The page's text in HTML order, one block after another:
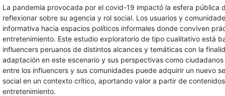
La pandemia provocada por el covid-19 impactó la esfera pública
reflexionar sobre su agencia y rol social. Los usuarios y
informativa hacia espacios políticos informales donde conviven
entretenimiento. Este estudio exploratorio de tipo cualitativo está
influencers peruanos de distintos alcances y temáticas con la
adaptación en este escenario y sus perspectivas como
entre los influencers y sus comunidades puede adquirir un nuevo
social en un contexto crítico, aportando valor a partir de
entretenimiento.